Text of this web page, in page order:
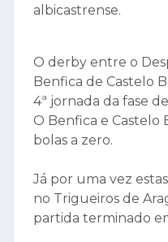
albicastrense.
O derby entre o
Benfica de Castelo
4ª jornada da fase
O Benfica e
bolas a zero.
Já por uma vez
no Trigueiros de
partida terminado